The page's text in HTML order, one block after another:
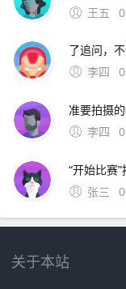
王五
李四
李四
张三
关于本站